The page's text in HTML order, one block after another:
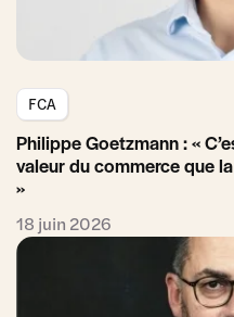
FCA
Philippe Goetzmann : «
valeur du commerce que
»
18 juin 2026